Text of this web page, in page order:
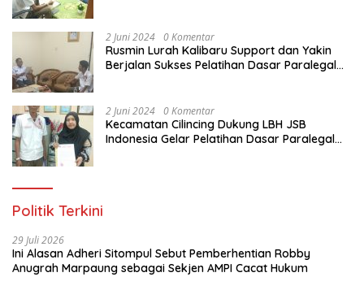
2 Juni 2024 0 Komentar
Rusmin Lurah Kalibaru Support dan Yakin
Berjalan Sukses Pelatihan Dasar Paralegal
2 Juni 2024 0 Komentar
Kecamatan Cilincing Dukung LBH JSB
Indonesia Gelar Pelatihan Dasar Paralegal
Politik Terkini
29 Juli 2026
Ini Alasan Adheri Sitompul Sebut Pemberhentian Robby
Anugrah Marpaung sebagai Sekjen AMPI Cacat Hukum